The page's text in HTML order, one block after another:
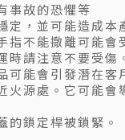
事故的恐懼等
，並可能造成本
不能撤離可能會
請注意不要受傷
能會引發潛在客
源處。它可能會
鎖定桿被鎖緊。